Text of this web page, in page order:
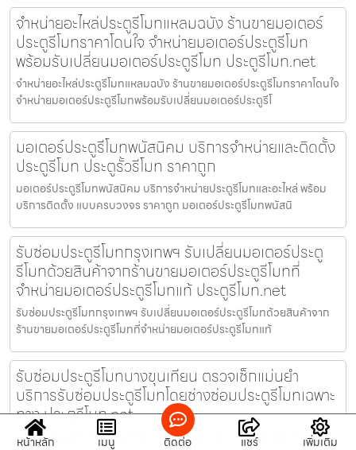
จำหน่ายอะไหล่ประตูรีโมทแหลมฉบัง ร้านขายมอเตอร์
ประตูรีโมทราคาโดนใจ จำหน่ายมอเตอร์ประตูรีโมท
พร้อมรับเปลี่ยนมอเตอร์ประตูรีโมท ประตูรีโมท.net
จำหน่ายอะไหล่ประตูรีโมทแหลมฉบัง ร้านขายมอเตอร์ประตูรีโมทราคาโดนใจ
จำหน่ายมอเตอร์ประตูรีโมทพร้อมรับเปลี่ยนมอเตอร์ประตูรีโ
มอเตอร์ประตูรีโมทพนัสนิคม บริการจำหน่ายและติดตั้ง
ประตูรีโมท ประตูรั้วรีโมท ราคาถูก
มอเตอร์ประตูรีโมทพนัสนิคม บริการจำหน่ายประตูรีโมทและอะไหล่ พร้อม
บริการติดตั้ง แบบครบวงจร ราคาถูก มอเตอร์ประตูรีโมทพนัสนิ
รับซ่อมประตูรีโมทกรุงเทพฯ รับเปลี่ยนมอเตอร์ประตู
รีโมทด้วยสินค้าจากร้านขายมอเตอร์ประตูรีโมทที่
จำหน่ายมอเตอร์ประตูรีโมทแท้ ประตูรีโมท.net
รับซ่อมประตูรีโมทกรุงเทพฯ รับเปลี่ยนมอเตอร์ประตูรีโมทด้วยสินค้าจาก
ร้านขายมอเตอร์ประตูรีโมทที่จำหน่ายมอเตอร์ประตูรีโมทแท้
รับซ่อมประตูรีโมทบางขุนเทียน ตรวจเช็กแม่นยำ
บริการรับซ่อมประตูรีโมทโดยช่างซ่อมประตูรีโมทเฉพาะ
ทาง ประตูรีโมท.net
รับซ่อมประตูรีโมทบางขุนเทียน ตรวจเช็กแม่นยำ บริการรับซ่อมประตูรีโมท
หน้าหลัก เมนู ติดต่อ แชร์ เพิ่มเติม